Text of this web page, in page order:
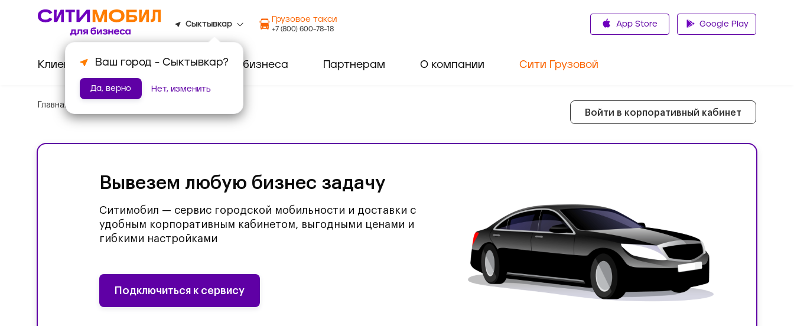
Сыктывкар
Ваш город - Сыктывкар?
Да, верно Нет, изменить
Грузовое такси
+7 (800) 600-78-18
App Store Google Play
Клиентам Водителям Для бизнеса Партнерам О компании Сити Грузовой
Главная
Войти в корпоративный кабинет
Вывезем любую бизнес задачу
Ситимобил — сервис городской мобильности и доставки с
удобным корпоративным кабинетом, выгодными ценами и
гибкими настройками
Подключиться к сервису